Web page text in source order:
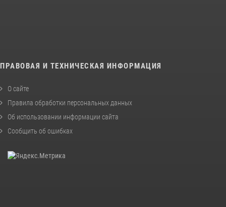
ПРАВОВАЯ И ТЕХНИЧЕСКАЯ ИНФОРМАЦИЯ
О сайте
Правила обработки персональных данных
Об использовании информации сайта
Сообщить об ошибках